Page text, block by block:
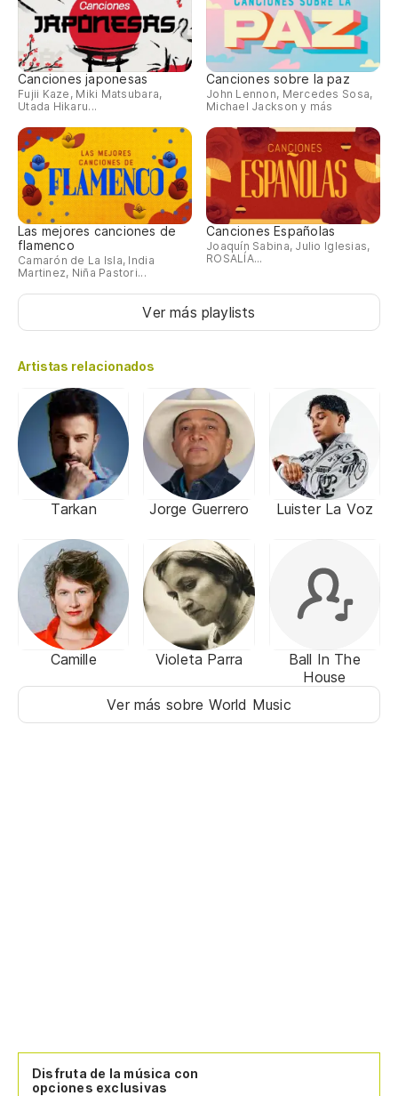
Canciones japonesas
Fujii Kaze, Miki Matsubara,
Utada Hikaru...
Canciones sobre la paz
John Lennon, Mercedes Sosa,
Michael Jackson y más
Las mejores canciones de
flamenco
Camarón de La Isla, India
Martinez, Niña Pastori...
Canciones Españolas
Joaquín Sabina, Julio Iglesias,
ROSALÍA...
Ver más playlists
Artistas relacionados
Tarkan Jorge Guerrero Luister La Voz
Camille Violeta Parra
Ball In The
House
Ver más sobre World Music
Disfruta de la música con
opciones exclusivas